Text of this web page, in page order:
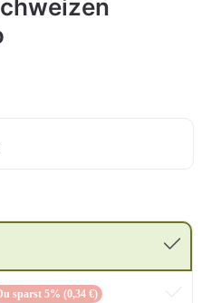
sparst 5% (0,34 €)